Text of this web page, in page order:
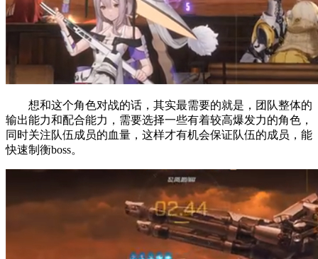
想和这个角色对战的话，其实最需要的就是，团队整体的
输出能力和配合能力，需要选择一些有着较高爆发力的角色，
同时关注队伍成员的血量，这样才有机会保证队伍的成员，能
快速制衡boss。